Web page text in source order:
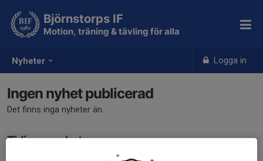
Nyheter Logga in
Björnstorps IF
Motion, träning & tävling för alla
Ingen nyhet publicerad
Det finns inga nyheter än.
Tidigare nyheter